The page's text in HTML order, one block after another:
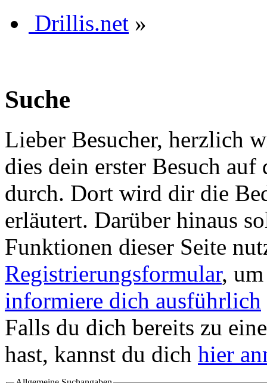
Drillis.net »
Suche
Lieber Besucher, herzlich
dies dein erster Besuch
durch. Dort wird dir die
erläutert. Darüber hinaus
Funktionen dieser Seite
Registrierungsformular,
informiere dich ausführlich
Falls du dich bereits zu
hast, kannst du dich hier